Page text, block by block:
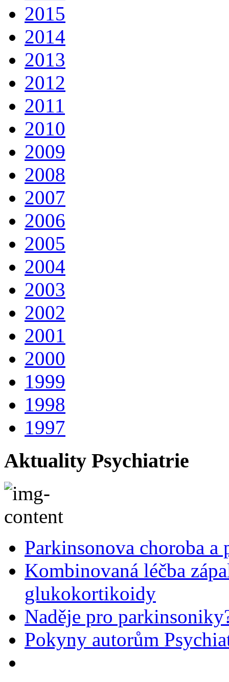
2015
2014
2013
2012
2011
2010
2009
2008
2007
2006
2005
2004
2003
2002
2001
2000
1999
1998
1997
Aktuality Psychiatrie
Parkinsonova choroba a
Kombinovaná léčba
glukokortikoidy
Naděje pro
Pokyny autorům